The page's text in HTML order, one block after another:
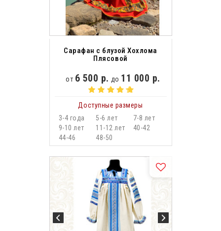
Сарафан с блузой Хохлома
Плясовой
от 6 500 р. до 11 000 р.
Доступные размеры
3-4 года
5-6 лет
7-8 лет
9-10 лет
11-12 лет
40-42
44-46
48-50